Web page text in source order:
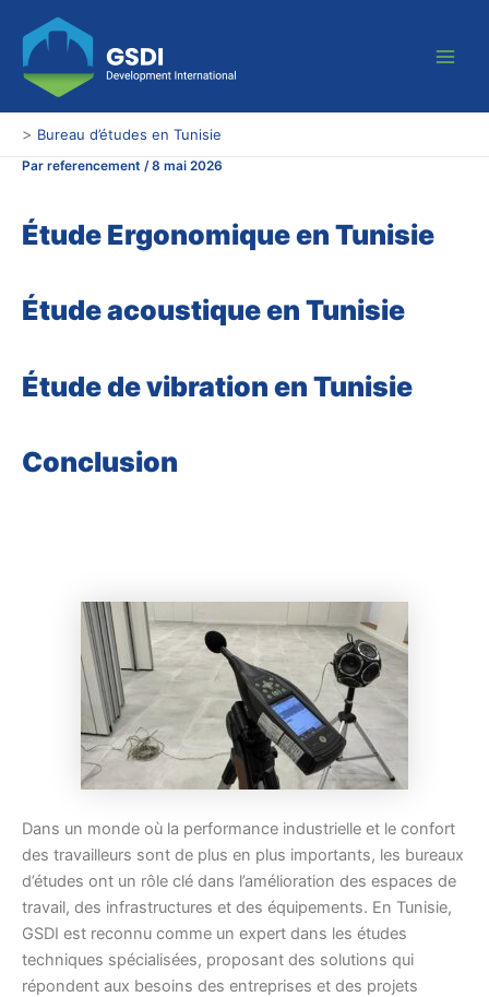
contenu
> Bureau d’études en Tunisie
Par referencement /8 mai 2026
Étude Ergonomique en Tunisie
Étude acoustique en Tunisie
Étude de vibration en Tunisie
Conclusion
Dans un monde où la performance industrielle et le confort
des travailleurs sont de plus en plus importants, les bureaux
d’études ont un rôle clé dans l’amélioration des espaces de
travail, des infrastructures et des équipements. En Tunisie,
GSDI est reconnu comme un expert dans les études
techniques spécialisées, proposant des solutions qui
répondent aux besoins des entreprises et des projets